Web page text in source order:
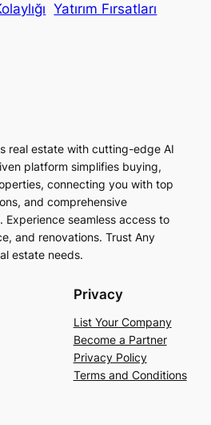
Yatırım Fırsatları
real estate with cutting-edge AI
platform simplifies buying,
connecting you with top
and comprehensive
Experience seamless access to
and renovations. Trust Any
estate needs.
Privacy
List Your Company
Become a Partner
Privacy Policy
Terms and Conditions